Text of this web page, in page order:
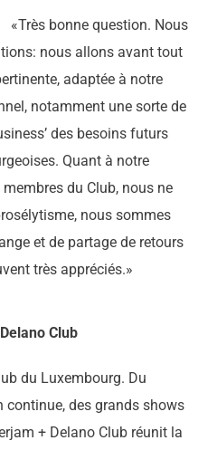
«Très bonne question. Nous
nous allons avant tout
adaptée à notre
notamment une sorte de
des besoins futurs
Quant à notre
du Club, nous ne
nous sommes
et de partage de retours
très appréciés.»
Club
du Luxembourg. Du
des grands shows
+ Delano Club réunit la